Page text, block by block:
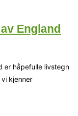
England
er håpefulle livstegn
kjenner